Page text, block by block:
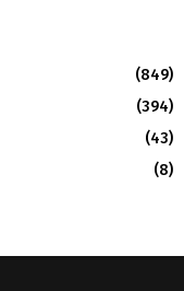
(849)
(394)
(43)
(8)